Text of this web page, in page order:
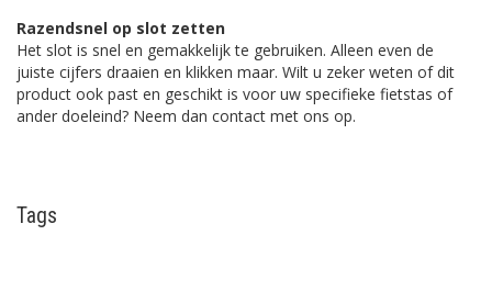
Razendsnel op slot zetten
Het slot is snel en gemakkelijk te gebruiken. Alleen even de
juiste cijfers draaien en klikken maar. Wilt u zeker weten of dit
product ook past en geschikt is voor uw specifieke fietstas of
ander doeleind? Neem dan contact met ons op.
Tags